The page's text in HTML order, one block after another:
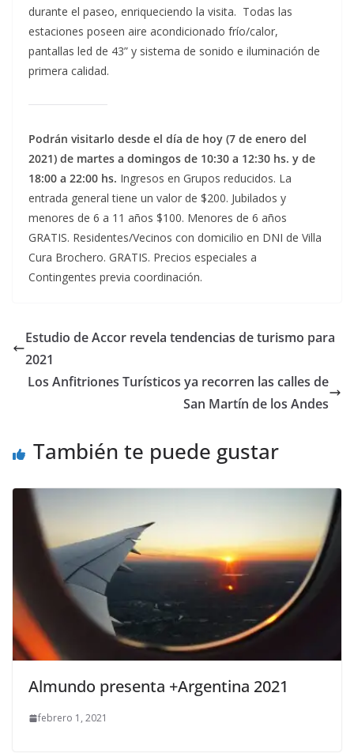
durante el paseo, enriqueciendo la visita. Todas las
estaciones poseen aire acondicionado frío/calor,
pantallas led de 43” y sistema de sonido e iluminación de
primera calidad.
Podrán visitarlo desde el día de hoy (7 de enero del
2021) de martes a domingos de 10:30 a 12:30 hs. y de
18:00 a 22:00 hs. Ingresos en Grupos reducidos. La
entrada general tiene un valor de $200. Jubilados y
menores de 6 a 11 años $100. Menores de 6 años
GRATIS. Residentes/Vecinos con domicilio en DNI de Villa
Cura Brochero. GRATIS. Precios especiales a
Contingentes previa coordinación.
Estudio de Accor revela tendencias de turismo para
2021
Los Anfitriones Turísticos ya recorren las calles de
San Martín de los Andes
También te puede gustar
Almundo presenta +Argentina 2021
febrero 1, 2021